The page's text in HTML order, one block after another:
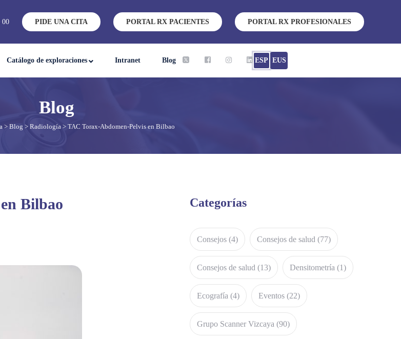
00 PIDE UNA CITA PORTAL RX PACIENTES PORTAL RX PROFESIONALES
Catálogo de exploraciones Intranet Blog ESP EUS
> Blog > Radiología > TAC Torax-Abdomen-Pelvis en Bilbao
Bilbao Categorías
Consejos (4) Consejos de salud (77)
Consejos de salud (13) Densitometría (1)
Ecografía (4) Eventos (22)
Grupo Scanner Vizcaya (90)